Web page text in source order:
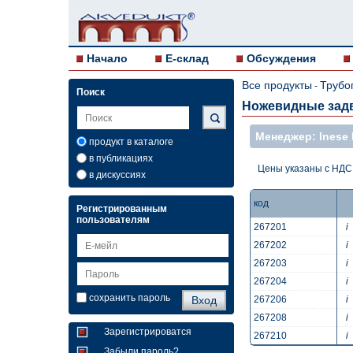
Начало E-склад Обсуждения
Поиск
продукт в каталоге
в публикациях
в дискуссиях
Регистрированным
пользователям
сохранить пароль
Зарегистрироватся
Все продукты -
Ножевидные
Mенеджер: Inese
Цены указаны с НДС
код
267201 i
267202
i
267203
i
267204
i
267206
i
267208
i
267210
i